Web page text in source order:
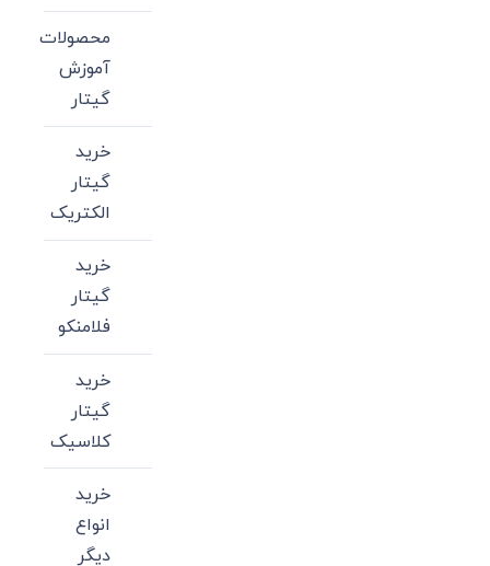
محصولات
آموزش
گیتار
خرید
گیتار
الکتریک
خرید
گیتار
فلامنکو
خرید
گیتار
کلاسیک
خرید
انواع
دیگر